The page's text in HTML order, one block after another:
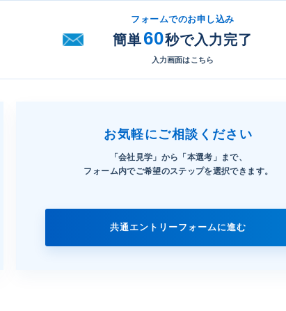
フォームでのお申し込み
簡単60秒で入力完了
入力画面はこちら
お気軽にご相談ください
「会社見学」から「本選考」まで、
フォーム内でご希望のステップを選択できます。
共通エントリーフォームに進む